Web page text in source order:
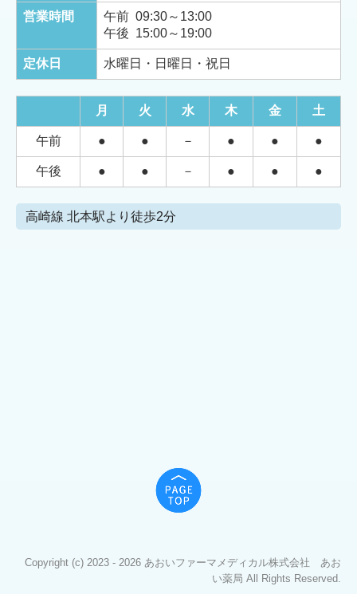
営業時間
午前 09:30～13:00
午後 15:00～19:00
定休日 水曜日・日曜日・祝日
月 火 水 木 金 土
午前 ● ● － ● ● ●
午後 ● ● － ● ● ●
高崎線 北本駅より徒歩2分
Copyright (c) 2023 - 2026 あおいファーマメディカル株式会社 あお
い薬局 All Rights Reserved.